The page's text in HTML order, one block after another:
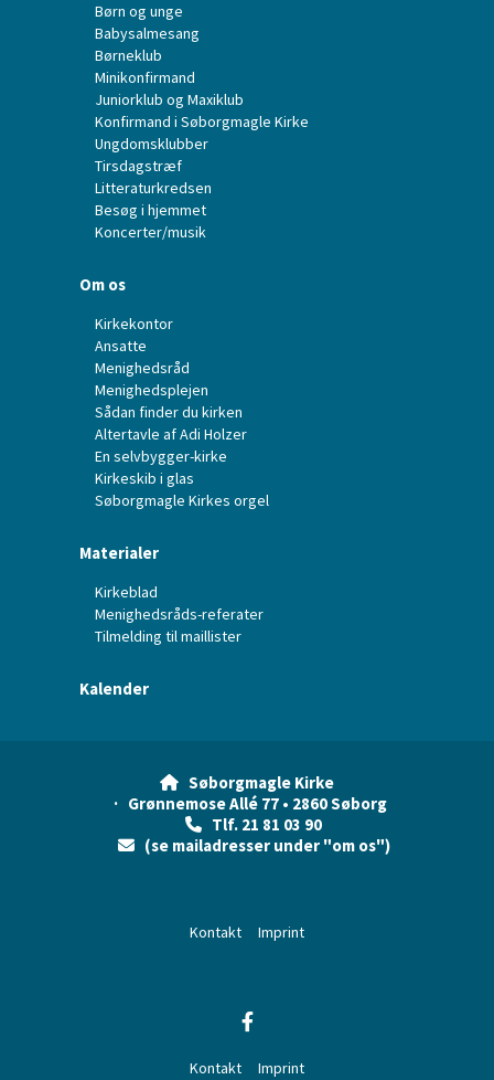
Børn og unge
Babysalmesang
Børneklub
Minikonfirmand
Juniorklub og Maxiklub
Konfirmand i Søborgmagle Kirke
Ungdomsklubber
Tirsdagstræf
Litteraturkredsen
Besøg i hjemmet
Koncerter/musik
Om os
Kirkekontor
Ansatte
Menighedsråd
Menighedsplejen
Sådan finder du kirken
Altertavle af Adi Holzer
En selvbygger-kirke
Kirkeskib i glas
Søborgmagle Kirkes orgel
Materialer
Kirkeblad
Menighedsråds-referater
Tilmelding til maillister
Kalender
 Søborgmagle Kirke
· Grønnemose Allé 77 • 2860 Søborg
 Tlf. 21 81 03 90
(se mailadresser under "om os")
Kontakt Imprint
Kontakt Imprint